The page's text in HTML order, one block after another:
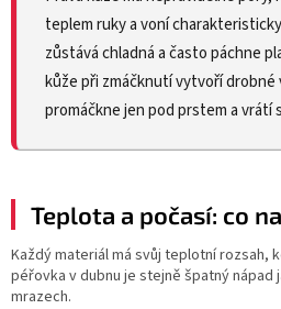
teplem ruky a voní
zůstává chladná a často páchne
kůže při zmáčknutí vytvoří drobné
promáčkne jen pod prstem a vrátí
Teplota a počasí: co
Každý materiál má svůj teplotní rozsah,
péřovka v dubnu je stejně špatný nápad
mrazech.